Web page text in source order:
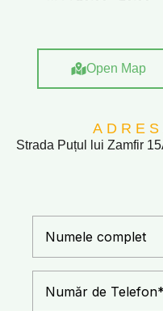
Open Map
Strada Puțul lui Zamfir